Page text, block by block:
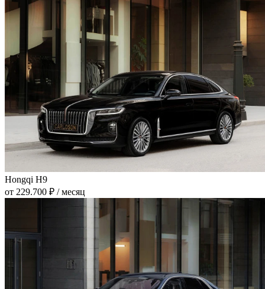
Hongqi H9
от 229.700 ₽ / месяц